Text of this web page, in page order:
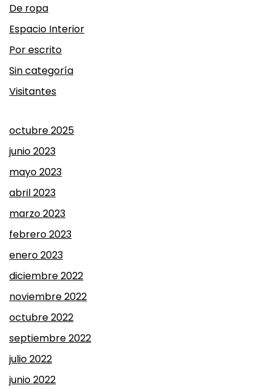
De ropa
Espacio Interior
Por escrito
Sin categoría
Visitantes
octubre 2025
junio 2023
mayo 2023
abril 2023
marzo 2023
febrero 2023
enero 2023
diciembre 2022
noviembre 2022
octubre 2022
septiembre 2022
julio 2022
junio 2022